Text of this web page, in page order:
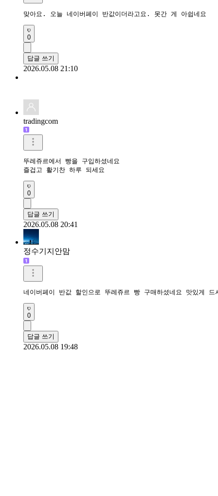
맞아요. 오늘 네이버페이 반값이더라고요. 못간 게 아쉽네요
0
답글 쓰기
2026.05.08 21:10
tradingcom
뚜레쥬르에서 빵을 구입하셨네요
즐겁고 활기찬 하루 되세요
0
답글 쓰기
2026.05.08 20:41
정수기지안맘
네이버페이 반값 할인으로 뚜레쥬르 빵 구매하셨네요 맛있게
0
답글 쓰기
2026.05.08 19:48